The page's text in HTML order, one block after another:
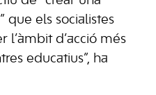
que els socialistes
l’àmbit d’acció més
educatius”, ha